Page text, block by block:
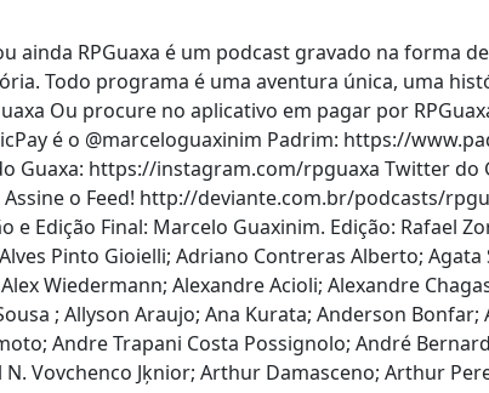
ainda RPGuaxa é um podcast gravado na
Todo programa é uma aventura única, uma
Ou procure no aplicativo em pagar por
é o @marceloguaxinim Padrim: https://
Guaxa: https://instagram.com/rpguaxa Twitter
o Feed! http://deviante.com.br/podcasts/
e Edição Final: Marcelo Guaxinim. Edição: Rafael
Pinto Gioielli; Adriano Contreras Alberto;
Wiedermann; Alexandre Acioli; Alexandre
; Allyson Araujo; Ana Kurata; Anderson
Andre Trapani Costa Possignolo; André
Vovchenco Jķnior; Arthur Damasceno; Arthur